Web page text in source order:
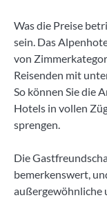
Was die Preise
sein. Das
von
Reisenden mit
So können Sie die
Hotels in vollen
sprengen.
Die
bemerkenswert,
außergewöhnliche